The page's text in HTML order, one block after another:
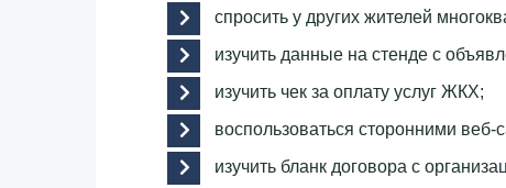
спросить у других жителей
изучить данные на стенде с
изучить чек за оплату услуг ЖКХ;
воспользоваться сторонними веб-
изучить бланк договора с